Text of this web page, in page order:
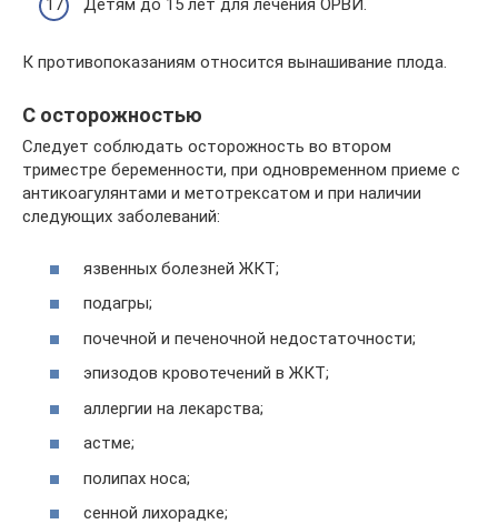
Детям до 15 лет для лечения ОРВИ.
К противопоказаниям относится вынашивание плода.
С осторожностью
Следует соблюдать осторожность во втором
триместре беременности, при одновременном приеме с
антикоагулянтами и метотрексатом и при наличии
следующих заболеваний:
язвенных болезней ЖКТ;
подагры;
почечной и печеночной недостаточности;
эпизодов кровотечений в ЖКТ;
аллергии на лекарства;
астме;
полипах носа;
сенной лихорадке;